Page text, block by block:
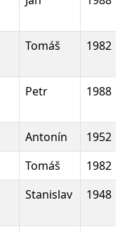
Tomáš 1982
Petr 1988
Antonín
1952
Tomáš
1982
Stanislav 1948